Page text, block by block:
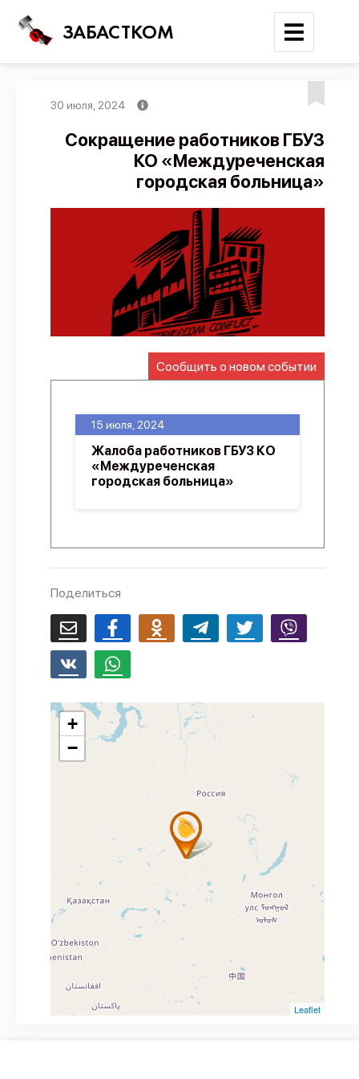
ЗАБАСТКОМ
Поиск
Новости
Карта событий
Трудовые конфликты
Отчеты
Предложить публикацию
Справочник
API
О проекте
30 июля, 2024
Сокращение работников ГБУЗ
КО «Междуреченская
городская больница»
Сообщить о новом событии
15 июля, 2024
Жалоба работников ГБУЗ КО
«Междуреченская
городская больница»
Поделиться
+
−
Leaflet